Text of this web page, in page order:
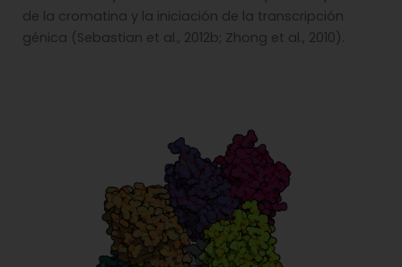
de la cromatina y la iniciación de la transcripción
génica (Sebastian et al., 2012b; Zhong et al., 2010).